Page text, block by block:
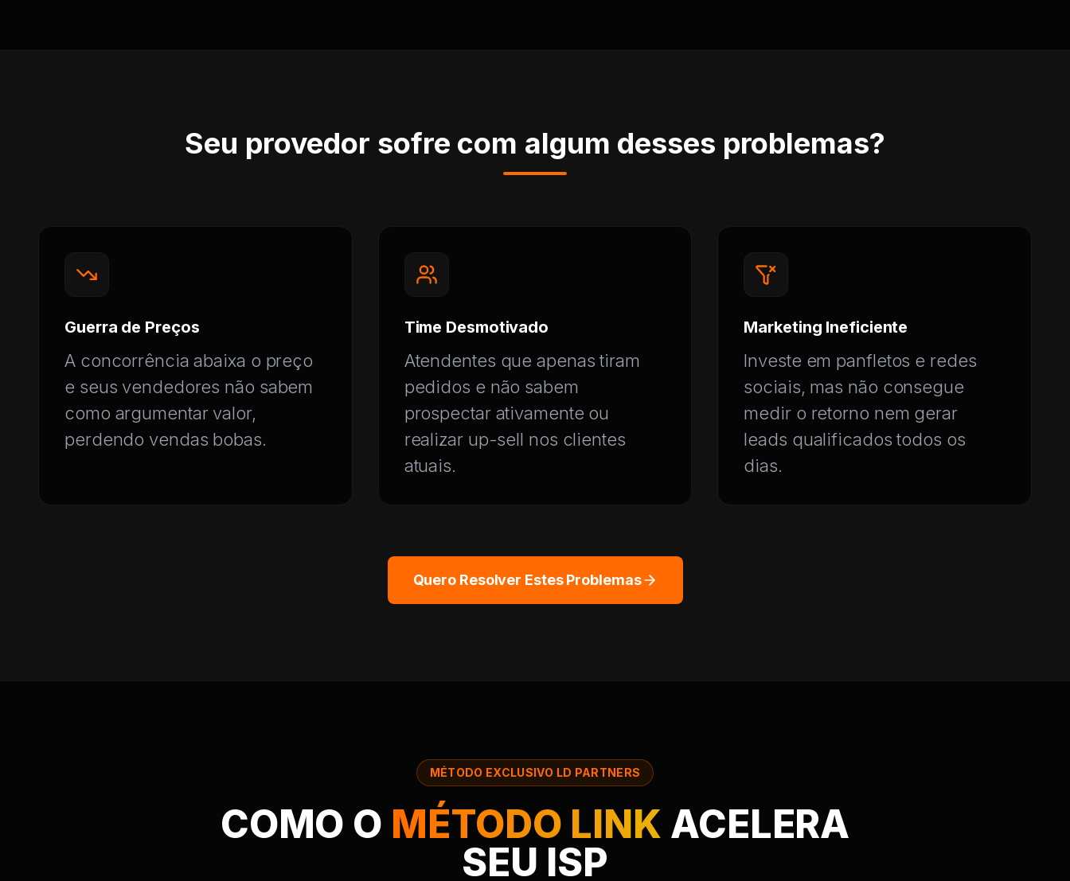
Seu provedor sofre com algum desses problemas?
Guerra de Preços
A concorrência abaixa o preço
e seus vendedores não sabem
como argumentar valor,
perdendo vendas bobas.
Time Desmotivado
Atendentes que apenas tiram
pedidos e não sabem
prospectar ativamente ou
realizar up-sell nos clientes
atuais.
Marketing Ineficiente
Investe em panfletos e redes
sociais, mas não consegue
medir o retorno nem gerar
leads qualificados todos os
dias.
Quero Resolver Estes Problemas
MÉTODO EXCLUSIVO LD PARTNERS
COMO O MÉTODO LINK ACELERA
SEU ISP